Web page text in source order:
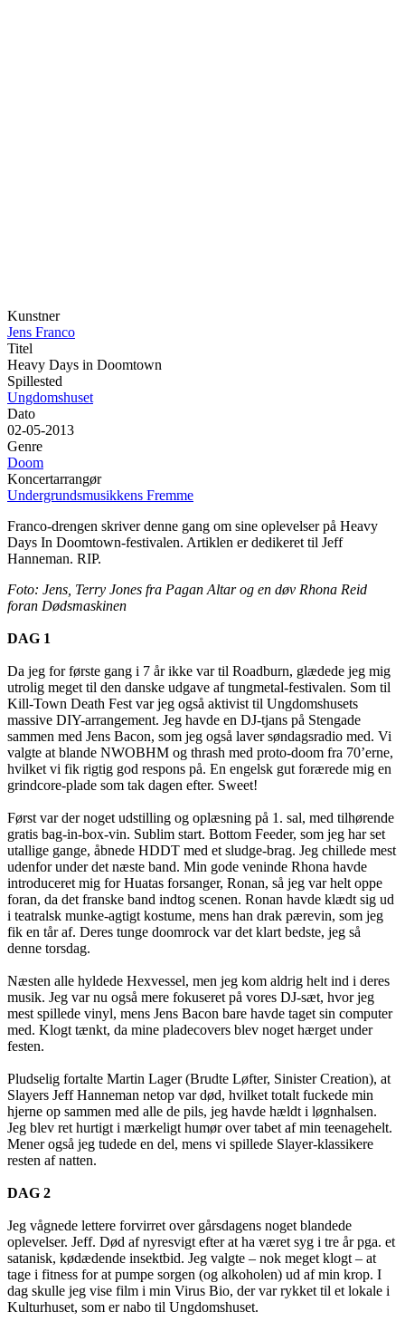
Kunstner
Jens Franco
Titel
Heavy Days in Doomtown
Spillested
Ungdomshuset
Dato
02-05-2013
Genre
Doom
Koncertarrangør
Undergrundsmusikkens Fremme
Franco-drengen skriver denne gang om sine oplevelser på Heavy
Days In Doomtown-festivalen. Artiklen er dedikeret til Jeff
Hanneman. RIP.
Foto: Jens, Terry Jones fra Pagan Altar og en døv Rhona Reid
foran Dødsmaskinen
DAG 1
Da jeg for første gang i 7 år ikke var til Roadburn, glædede jeg mig
utrolig meget til den danske udgave af tungmetal-festivalen. Som til
Kill-Town Death Fest var jeg også aktivist til Ungdomshusets
massive DIY-arrangement. Jeg havde en DJ-tjans på Stengade
sammen med Jens Bacon, som jeg også laver søndagsradio med. Vi
valgte at blande NWOBHM og thrash med proto-doom fra 70’erne,
hvilket vi fik rigtig god respons på. En engelsk gut forærede mig en
grindcore-plade som tak dagen efter. Sweet!
Først var der noget udstilling og oplæsning på 1. sal, med tilhørende
gratis bag-in-box-vin. Sublim start. Bottom Feeder, som jeg har set
utallige gange, åbnede HDDT med et sludge-brag. Jeg chillede mest
udenfor under det næste band. Min gode veninde Rhona havde
introduceret mig for Huatas forsanger, Ronan, så jeg var helt oppe
foran, da det franske band indtog scenen. Ronan havde klædt sig ud
i teatralsk munke-agtigt kostume, mens han drak pærevin, som jeg
fik en tår af. Deres tunge doomrock var det klart bedste, jeg så
denne torsdag.
Næsten alle hyldede Hexvessel, men jeg kom aldrig helt ind i deres
musik. Jeg var nu også mere fokuseret på vores DJ-sæt, hvor jeg
mest spillede vinyl, mens Jens Bacon bare havde taget sin computer
med. Klogt tænkt, da mine pladecovers blev noget hærget under
festen.
Pludselig fortalte Martin Lager (Brudte Løfter, Sinister Creation), at
Slayers Jeff Hanneman netop var død, hvilket totalt fuckede min
hjerne op sammen med alle de pils, jeg havde hældt i løgnhalsen.
Jeg blev ret hurtigt i mærkeligt humør over tabet af min teenagehelt.
Mener også jeg tudede en del, mens vi spillede Slayer-klassikere
resten af natten.
DAG 2
Jeg vågnede lettere forvirret over gårsdagens noget blandede
oplevelser. Jeff. Død af nyresvigt efter at ha været syg i tre år pga. et
satanisk, kødædende insektbid. Jeg valgte – nok meget klogt – at
tage i fitness for at pumpe sorgen (og alkoholen) ud af min krop. I
dag skulle jeg vise film i min Virus Bio, der var rykket til et lokale i
Kulturhuset, som er nabo til Ungdomshuset.